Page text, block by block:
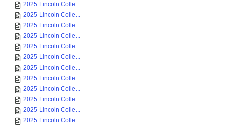
2025 Lincoln Colle...
2025 Lincoln Colle...
2025 Lincoln Colle...
2025 Lincoln Colle...
2025 Lincoln Colle...
2025 Lincoln Colle...
2025 Lincoln Colle...
2025 Lincoln Colle...
2025 Lincoln Colle...
2025 Lincoln Colle...
2025 Lincoln Colle...
2025 Lincoln Colle...